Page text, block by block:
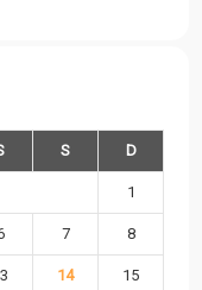
S D
1
7 8
14 15